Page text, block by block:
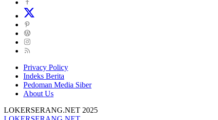
Privacy Policy
Indeks Berita
Pedoman Media Siber
About Us
LOKERSERANG.NET 2025